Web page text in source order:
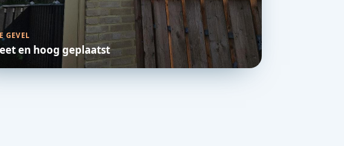
GEVEL
en hoog geplaatst